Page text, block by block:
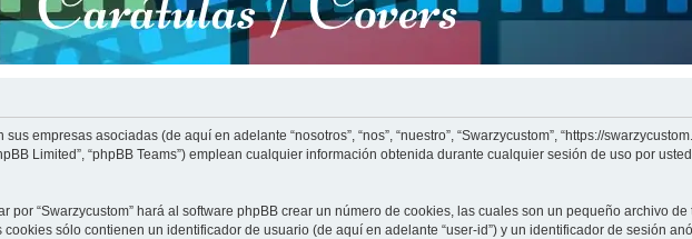
empresas asociadas (de aquí en adelante “nosotros”, “nos”, “nuestro”, “Swarzycustom”, “https://
Limited”, “phpBB Teams”) emplean cualquier información obtenida durante cualquier sesión de uso por
“Swarzycustom” hará al software phpBB crear un número de cookies, las cuales son un pequeño archivo
sólo contienen un identificador de usuario (de aquí en adelante “user-id”) y un identificador de sesión